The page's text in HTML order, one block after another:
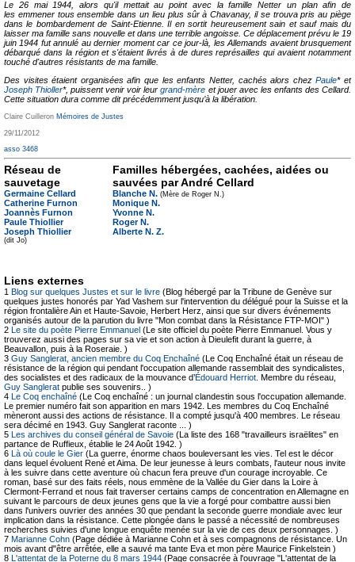
Le 26 mai 1944, alors qu'il mettait au point avec la famille Netter un plan afin de
les emmener tous ensemble dans un lieu plus sûr à Chavanay, il se trouva pris au piège
dans le bombardement de Saint-Etienne. Il en sortit heureusement sain et sauf mais du
laisser ma famille sans nouvelle et dans une terrible angoisse. Ce déplacement prévu le 19
juin 1944 fut annulé au dernier moment car ce jour-là, les Allemands avaient brusquement
débarqué dans la région et s'étaient livrés à de dures représailles qui avaient notamment
touché d'autres résistants de ma famille.
Des visites étaient organisées afin que les enfants Netter, cachés alors chezPaule* et
Joseph Thioller*, puissent venir voir leurgrand-mère et jouer avec les enfants des Cellard.
Cette situation dura comme dit précédemment jusqu’à la libération.
Claire Cuilleron Mémoires de Justes
29/11/2012
asso 3468
Réseau de
sauvetage
Germaine Cellard
Catherine Furnon
Joannès Furnon
Paule Thiollier
Joseph Thiollier
(dit Jo)
Familles hébergées, cachées, aidées ou
sauvées par André Cellard
Blanche N. (Mère de Roger N.)
Monique N.
Yvonne N.
Roger N.
Alberte N. Z.
Liens externes
1 Blog sur quelques Justes et sur le livre (Blog hébergé par la Tribune de Genève sur
quelques justes honorés par Yad Vashem sur l'intervention du délégué pour la Suisse et la
région frontalière Ain et Haute-Savoie, Herbert Herz, ainsi que sur divers événements
organisés autour de la parution du livre "Mon combat dans la Résistance FTP-MOI" )
2 Le site du poète Pierre Emmanuel (Le site officiel du poète Pierre Emmanuel. Vous y
trouverez aussi des pages sur sa vie et son action à Dieulefit durant la guerre, à
Beauvallon, puis à la Roseraie. )
3 Guy Sanglerat, ancien membre du Coq Enchaîné (Le Coq Enchaîné était un réseau de
résistance de la région qui pendant l'occupation allemande rassemblait des syndicalistes,
des socialistes et des radicaux de la mouvance d’Édouard Herriot . Membre du réseau,
Guy Sanglerat publie ses souvenirs.. )
4 Le Coq enchaîné (Le Coq enchaîné : un journal clandestin sous l'occupation allemande.
Le premier numéro fait son apparition en mars 1942. Les membres du Coq Enchaîné
mèneront aussi des actions de résistance. Il a compté jusqu'à 400 membres. Le réseau
sera décimé en 1943. Guy Sanglerat raconte ... )
5 Les archives du conseil général de Savoie (La liste des 168 "travailleurs israëlites" en
partance de Ruffieux, établie le 24 Août 1942. )
6 Là où coule le Gier (La guerre, énorme chaos bouleversant les vies. Tel est le décor
dans lequel évoluent René et Aima. De leur jeunesse à leurs combats, l'auteur nous invite
à les suivre dans cette aventure où chacun fera preuve d'un courage incroyable. Ce
roman, basé sur des faits réels, nous emmène de la Vallée du Gier dans la Loire à
Clermont-Ferrand et nous fait traverser certains camps de concentration en Allemagne en
suivant le parcours de deux jeunes gens que la vie a forgé pour combattre aussi bien
dans l'univers ouvrier des années 30 que pendant la seconde guerre mondiale avec leur
implication dans la résistance. Cette plongée dans le passé a nécessité de nombreuses
recherches suivies d'une longue enquête menée sur la vie de ces deux personnages. )
7 Marianne Cohn (Page dédiée à Marianne Cohn et à ses compagnons de résistance. Un
mois avant d"être arrêtée, elle a sauvé ma tante Eva et mon père Maurice Finkelstein )
8 L'attentat de la Poterne du 8 mars 1944 (Page consacrée à l'ouvrage "L'attentat de la